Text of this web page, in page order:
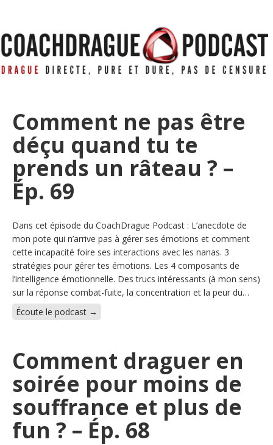
Comment ne pas être
déçu quand tu te
prends un râteau ? –
Ép. 69
Dans cet épisode du CoachDrague Podcast : L’anecdote de
mon pote qui n’arrive pas à gérer ses émotions et comment
cette incapacité foire ses interactions avec les nanas. 3
stratégies pour gérer tes émotions. Les 4 composants de
l’intelligence émotionnelle. Des trucs intéressants (à mon sens)
sur la réponse combat-fuite, la concentration et la peur du…
Écoute le podcast →
Comment draguer en
soirée pour moins de
souffrance et plus de
fun ? – Ép. 68